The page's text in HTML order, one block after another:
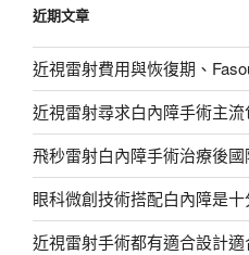
字:
近期文章
近視雷射費用與恢復期、
近視雷射尋求白內障手術主
飛秒雷射白內障手術治療後
眼科微創技術搭配白內障是
近視雷射手術都有適合設計